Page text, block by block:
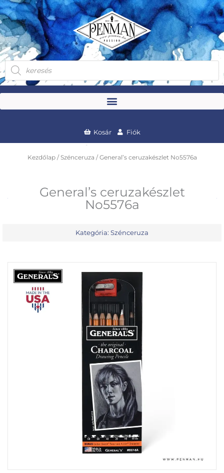
Skip
to
content
Products
search
Kosár Fiók
Kezdőlap/Szénceruza / General’s ceruzakészlet No5576a
General’s ceruzakészlet
No5576a
Kategória: Szénceruza